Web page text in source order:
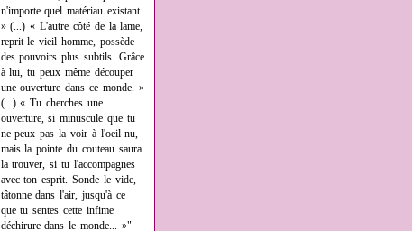
n'importe quel matériau existant.
» (...) « L'autre côté de la lame,
reprit le vieil homme, possède
des pouvoirs plus subtils. Grâce
à lui, tu peux même découper
une ouverture dans ce monde. »
(...) « Tu cherches une
ouverture, si minuscule que tu
ne peux pas la voir à l'oeil nu,
mais la pointe du couteau saura
la trouver, si tu l'accompagnes
avec ton esprit. Sonde le vide,
tâtonne dans l'air, jusqu'à ce
que tu sentes cette infime
déchirure dans le monde... »"